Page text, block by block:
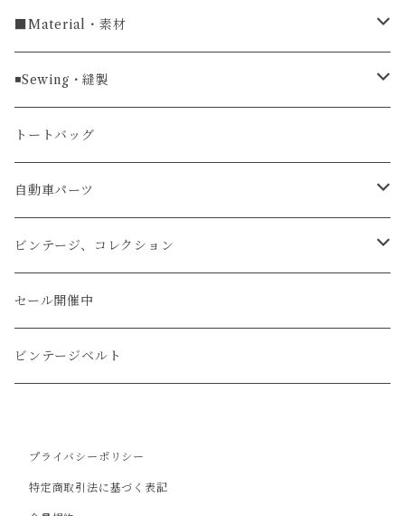
ラグ幅22mm
ラグ幅24mm
キーケース
時計ベルト
マネークリップ
腕時計
マウスパッド
コインケース
キーホルダー
キーケース
キーホルダー
ライターケース
レザーウォッチ
文字盤Mサイズ（φ33mm）
文字盤Sサイズ（φ26mm）
レザーウォレット
ロング
ショート
タバコケース
カードケース
ウォレットロープ
■Material・素材
クロコダイル
パイソン
リザード
エレファント
ガルーシャ（エイ）
アリゲーター
コードバン
◾️Sewing・縫製
ハンドステッチ（手縫い）仕立て
ミシンステッチ仕立て
トートバッグ
自動車パーツ
ステアリング
シフトノブ
ビンテージ、コレクション
ウッドキーホルダー
ZIPPO/ジッポー・ライター
セール開催中
ビンテージベルト
プライバシーポリシー
特定商取引法に基づく表記